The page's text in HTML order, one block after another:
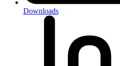
Downloads